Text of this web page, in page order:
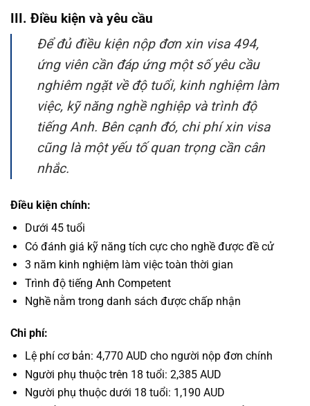
III. Điều kiện và yêu cầu
Để đủ điều kiện nộp đơn xin visa 494,
ứng viên cần đáp ứng một số yêu cầu
nghiêm ngặt về độ tuổi, kinh nghiệm làm
việc, kỹ năng nghề nghiệp và trình độ
tiếng Anh. Bên cạnh đó, chi phí xin visa
cũng là một yếu tố quan trọng cần cân
nhắc.
Điều kiện chính:
Dưới 45 tuổi
Có đánh giá kỹ năng tích cực cho nghề được đề cử
3 năm kinh nghiệm làm việc toàn thời gian
Trình độ tiếng Anh Competent
Nghề nằm trong danh sách được chấp nhận
Chi phí:
Lệ phí cơ bản: 4,770 AUD cho người nộp đơn chính
Người phụ thuộc trên 18 tuổi: 2,385 AUD
Người phụ thuộc dưới 18 tuổi: 1,190 AUD